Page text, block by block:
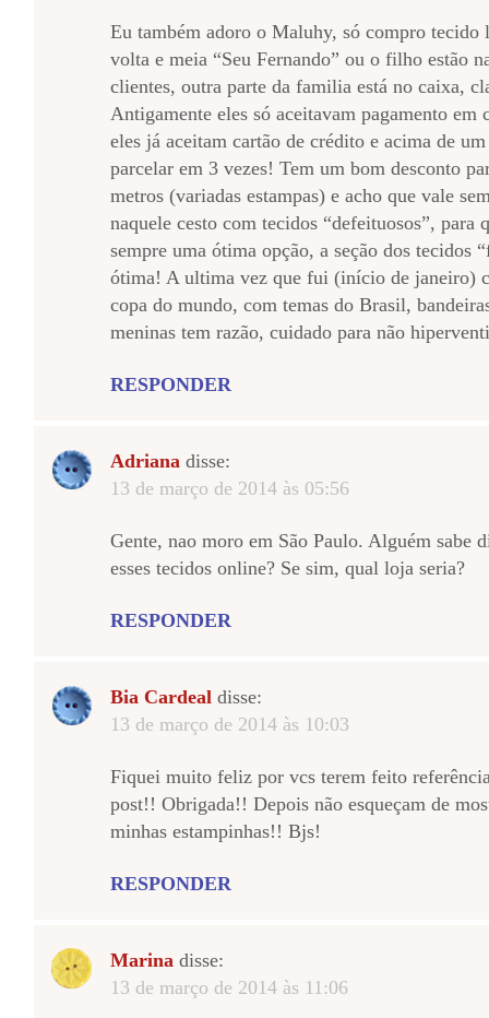
Eu também adoro o Maluhy, só compro tecido
volta e meia “Seu Fernando” ou o filho estão
clientes, outra parte da familia está no caixa,
Antigamente eles só aceitavam pagamento em
eles já aceitam cartão de crédito e acima de
parcelar em 3 vezes! Tem um bom desconto
metros (variadas estampas) e acho que vale
naquele cesto com tecidos “defeituosos”, para
sempre uma ótima opção, a seção dos tecidos
ótima! A ultima vez que fui (início de janeiro)
copa do mundo, com temas do Brasil,
meninas tem razão, cuidado para não
RESPONDER
Adriana disse:
13 de março de 2014 às 05:56
Gente, nao moro em São Paulo. Alguém sabe
esses tecidos online? Se sim, qual loja seria?
RESPONDER
Bia Cardeal disse:
13 de março de 2014 às 10:03
Fiquei muito feliz por vcs terem feito
post!! Obrigada!! Depois não esqueçam de
minhas estampinhas!! Bjs!
RESPONDER
Marina disse:
13 de março de 2014 às 11:06